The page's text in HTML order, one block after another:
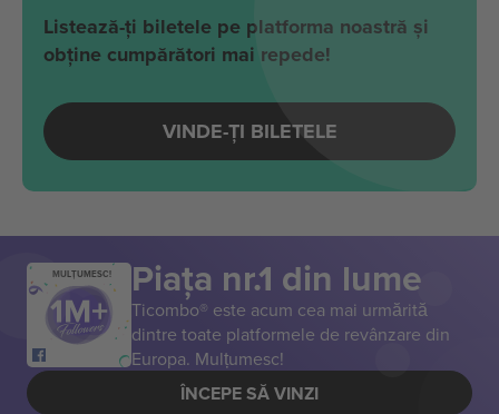
Listează-ți biletele pe platforma noastră și
obține cumpărători mai repede!
VINDE-ȚI BILETELE
MULȚUMESC! Piața nr.1 din lume
Ticombo® este acum cea mai urmărită
dintre toate platformele de revânzare din
Europa. Mulțumesc!
ÎNCEPE SĂ VINZI